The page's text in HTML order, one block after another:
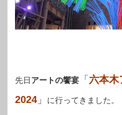
先日 アートの饗宴 「六本木
2024 」 に行ってきました。